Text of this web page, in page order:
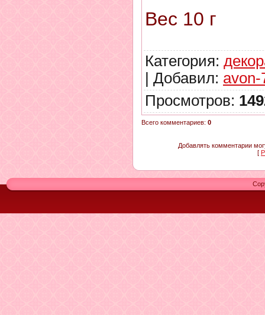
Вес 10 г
Категория:
| Добавил: avon-
Просмотров:
Всего комментариев: 0
Добавлять комментарии
[